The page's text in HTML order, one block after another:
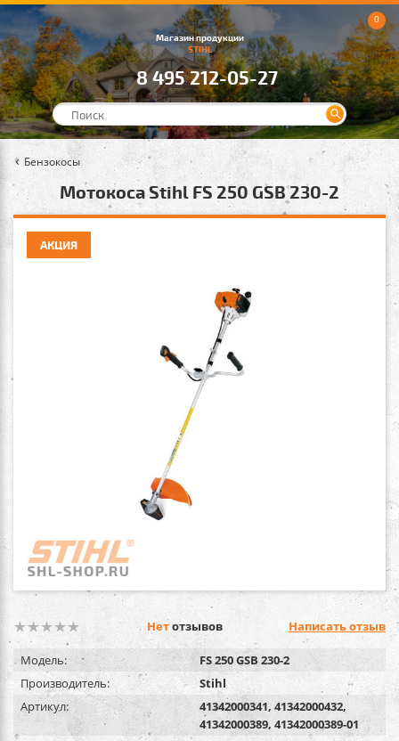
Магазин продукции
STIHL
8 495 212-05-27
0
Бензокосы
Мотокоса Stihl FS 250 GSB 230-2
АКЦИЯ
Нетотзывов Написать отзыв
Модель:
FS 250 GSB 230-2
Производитель:
Stihl
Артикул:
41342000341, 41342000432,
41342000389, 41342000389-01